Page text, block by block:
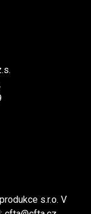
s.r.o. V